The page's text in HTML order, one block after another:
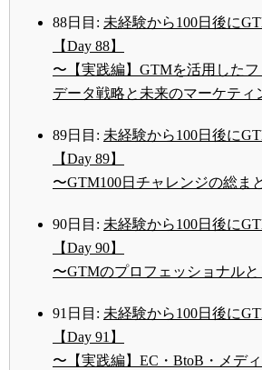
88日目: 未経験から100日後に
【Day 88】
〜【実践編】GTMを活用した
データ戦略と未来のマーケティ
89日目: 未経験から100日後に
【Day 89】
〜GTM100日チャレンジの総ま
90日目: 未経験から100日後に
【Day 90】
〜GTMのプロフェッショナル
91日目: 未経験から100日後に
【Day 91】
〜【実践編】EC・BtoB・メデ